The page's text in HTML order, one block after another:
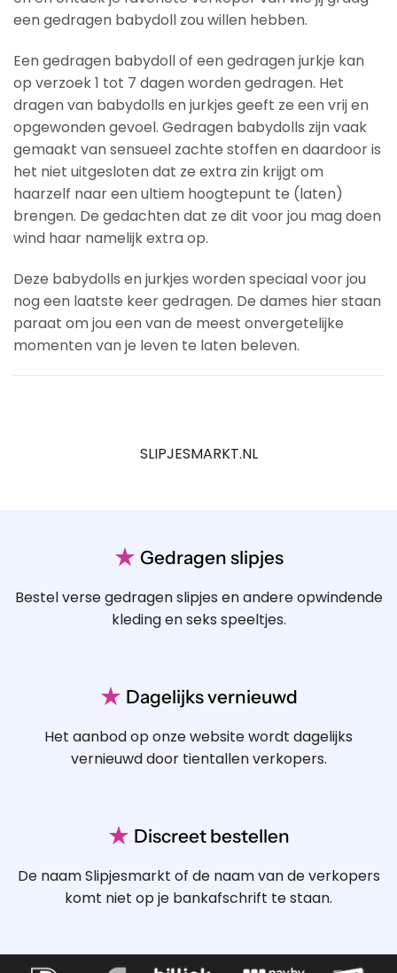
een gedragen babydoll zou willen hebben.
Een gedragen babydoll of een gedragen jurkje kan
op verzoek 1 tot 7 dagen worden gedragen. Het
dragen van babydolls en jurkjes geeft ze een vrij en
opgewonden gevoel. Gedragen babydolls zijn vaak
gemaakt van sensueel zachte stoffen en daardoor is
het niet uitgesloten dat ze extra zin krijgt om
haarzelf naar een ultiem hoogtepunt te (laten)
brengen. De gedachten dat ze dit voor jou mag doen
wind haar namelijk extra op.
Deze babydolls en jurkjes worden speciaal voor jou
nog een laatste keer gedragen. De dames hier staan
paraat om jou een van de meest onvergetelijke
momenten van je leven te laten beleven.
SLIPJESMARKT.NL
★ Gedragen slipjes
Bestel verse gedragen slipjes en andere opwindende
kleding en seks speeltjes.
★ Dagelijks vernieuwd
Het aanbod op onze website wordt dagelijks
vernieuwd door tientallen verkopers.
★ Discreet bestellen
De naam Slipjesmarkt of de naam van de verkopers
komt niet op je bankafschrift te staan.